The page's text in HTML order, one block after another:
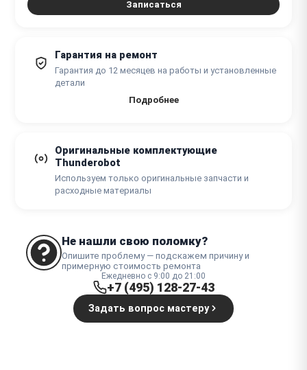
Ремонт подсветки клавиатуры от 1000 ₽
Записаться
Гарантия на ремонт
Гарантия до 12 месяцев на работы и установленные
детали
Подробнее
Оригинальные комплектующие
Thunderobot
Используем только оригинальные запчасти и
расходные материалы
Не нашли свою поломку?
Опишите проблему — подскажем причину и
примерную стоимость ремонта
Ежедневно с 9:00 до 21:00
+7 (495) 128-27-43
Задать вопрос мастеру